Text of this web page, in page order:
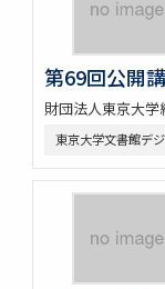
第69回公開
財団法人東京大学
東京大学文書館デ